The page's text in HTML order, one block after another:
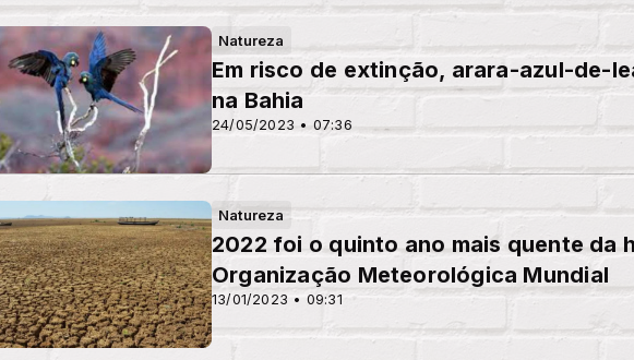
Natureza
24/05/2023 • 07:36
Em risco de extinção, arara-azul-de-
na Bahia
Natureza
13/01/2023 • 09:31
2022 foi o quinto ano mais quente da
Organização Meteorológica Mundial